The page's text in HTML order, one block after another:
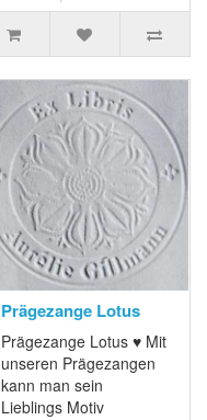
Prägezange Lotus
Prägezange Lotus ♥ Mit
unseren Prägezangen
kann man sein
Lieblings Motiv